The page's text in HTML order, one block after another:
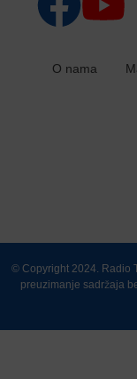
O nama
© Copyright 2024. Radio
preuzimanje sadržaja